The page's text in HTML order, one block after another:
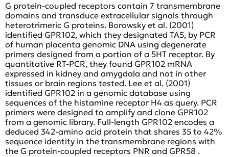
G protein-coupled receptors contain 7 transmembrane
domains and transduce extracellular signals through
heterotrimeric G proteins. Borowsky et al. (2001)
identified GPR102, which they designated TA5, by PCR
of human placenta genomic DNA using degenerate
primers designed from a portion of a 5HT receptor. By
quantitative RT-PCR, they found GPR102 mRNA
expressed in kidney and amygdala and not in other
tissues or brain regions tested. Lee et al. (2001)
identified GPR102 in a genomic database using
sequences of the histamine receptor H4 as query. PCR
primers were designed to amplify and clone GPR102
from a genomic library. Full-length GPR102 encodes a
deduced 342-amino acid protein that shares 35 to 42%
sequence identity in the transmembrane regions with
the G protein-coupled receptors PNR and GPR58 .